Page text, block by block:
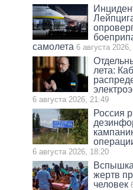
самолета 6 августа
лета:
6 августа 2026, 21:49
Россия
6 августа 2026, 18:20
жертв
человек